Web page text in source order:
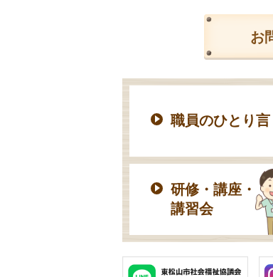
お
職員のひとり言
研修・講座・
講習会